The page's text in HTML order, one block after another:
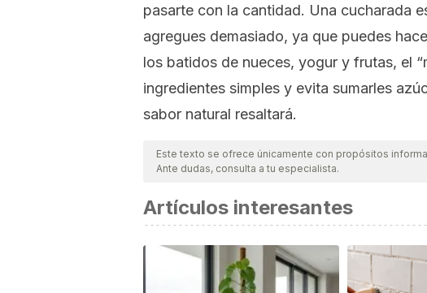
pasarte con la cantidad. Una cucharada
agregues demasiado, ya que puedes
los batidos de nueces, yogur y frutas, el
ingredientes simples y evita sumarles
sabor natural resaltará.
Este texto se ofrece únicamente con propósitos
Ante dudas, consulta a tu especialista.
Artículos interesantes